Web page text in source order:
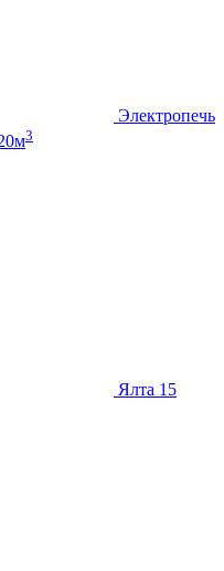
Электропечь
3
Ялта 15